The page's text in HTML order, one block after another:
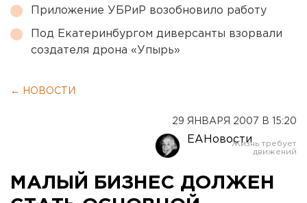
Приложение УБРиР возобновило работу
Под Екатеринбургом диверсанты взорвали
создателя дрона «Упырь»
← НОВОСТИ
29 ЯНВАРЯ 2007 В 15:20
ЕАНовости
МАЛЫЙ БИЗНЕС ДОЛЖЕН